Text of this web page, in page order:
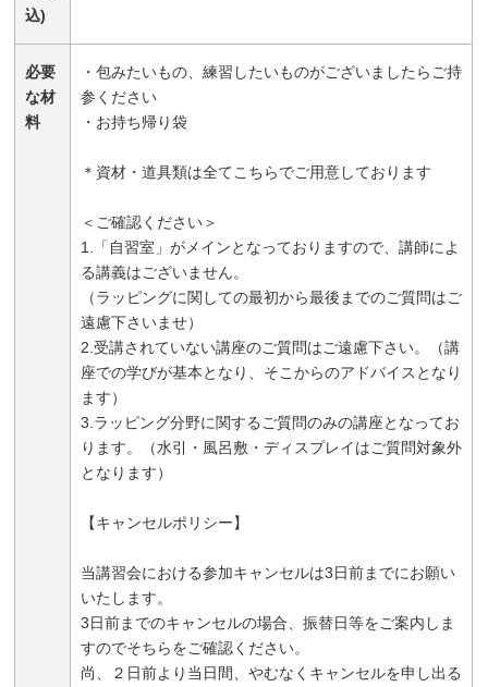
込)
必要
な材
料
・包みたいもの、練習したいものがございましたらご持
参ください
・お持ち帰り袋
＊資材・道具類は全てこちらでご用意しております
＜ご確認ください＞
1.「自習室」がメインとなっておりますので、講師によ
る講義はございません。
（ラッピングに関しての最初から最後までのご質問はご
遠慮下さいませ）
2.受講されていない講座のご質問はご遠慮下さい。（講
座での学びが基本となり、そこからのアドバイスとなり
ます）
3.ラッピング分野に関するご質問のみの講座となってお
ります。（水引・風呂敷・ディスプレイはご質問対象外
となります）
【キャンセルポリシー】
当講習会における参加キャンセルは3日前までにお願い
いたします。
3日前までのキャンセルの場合、振替日等をご案内しま
すのでそちらをご確認ください。
尚、２日前より当日間、やむなくキャンセルを申し出る